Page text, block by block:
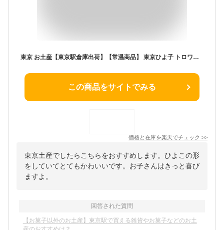
東京 お土産【東京駅倉庫出荷】【常温商品】 東京ひよ子 トロワアンプレス ショコラひよ子 6個入 おみやげ 東京土産 東京みやげ お菓子 HANAGATAYA限定 和洋菓子 洋菓子 スイーツ お中元 お歳暮 内祝い お取り寄せ プレゼント のし不可 御歳暮
この商品をサイトでみる
価格と在庫を楽天でチェック >>
東京土産でしたらこちらをおすすめします。ひよこの形
をしていてとてもかわいいです。お子さんはきっと喜び
ますよ。
回答された質問
【お菓子以外のお土産】東京駅で買える雑貨やお菓子などのお土